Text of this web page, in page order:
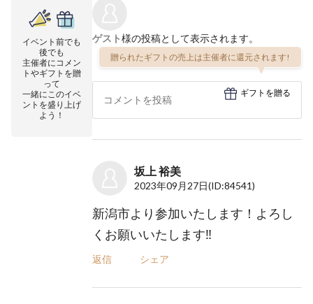
イベント前でも
後でも
主催者にコメン
トやギフトを贈
って
一緒にこのイベ
ントを盛り上げ
よう！
ゲスト様の投稿として表示されます。
贈られたギフトの売上は主催者に還元されます!
ギフトを贈る
坂上 裕美
2023年09月27日(ID:84541)
新潟市より参加いたします！よろし
くお願いいたします‼️
返信 シェア